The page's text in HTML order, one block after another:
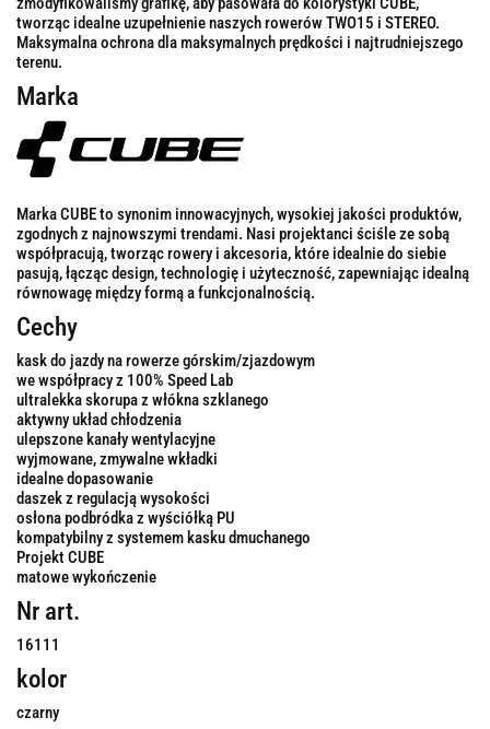
tworząc idealne uzupełnienie naszych rowerów TWO15 i STEREO.
Maksymalna ochrona dla maksymalnych prędkości i najtrudniejszego
terenu.
Marka
Marka CUBE to synonim innowacyjnych, wysokiej jakości produktów,
zgodnych z najnowszymi trendami. Nasi projektanci ściśle ze sobą
współpracują, tworząc rowery i akcesoria, które idealnie do siebie
pasują, łącząc design, technologię i użyteczność, zapewniając idealną
równowagę między formą a funkcjonalnością.
Cechy
kask do jazdy na rowerze górskim/zjazdowym
we współpracy z 100% Speed ​​Lab
ultralekka skorupa z włókna szklanego
aktywny układ chłodzenia
ulepszone kanały wentylacyjne
wyjmowane, zmywalne wkładki
idealne dopasowanie
daszek z regulacją wysokości
osłona podbródka z wyściółką PU
kompatybilny z systemem kasku dmuchanego
Projekt CUBE
matowe wykończenie
Nr art.
16111
kolor
czarny